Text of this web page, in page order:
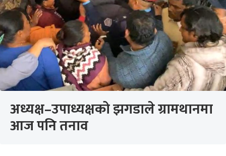
अध्यक्ष–उपाध्यक्षको झगडाले ग्रामथानमा
आज पनि तनाव